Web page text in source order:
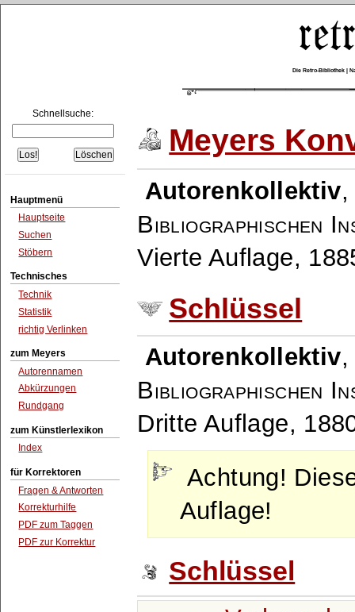
Die Retro-Bibliothek |
Schnellsuche:
Hauptmenü
Hauptseite
Suchen
Stöbern
Technisches
Technik
Statistik
richtig Verlinken
zum Meyers
Autorennamen
Abkürzungen
Rundgang
zum Künstlerlexikon
Index
für Korrektoren
Fragen & Antworten
Korrekturhilfe
PDF zum Taggen
PDF zur Korrektur
Meyers
Autorenkollektiv
Bibliographischen
Vierte Auflage,
Schlüssel
Autorenkollektiv
Bibliographischen
Dritte Auflage,
Achtung!
Auflage!
Schlüssel